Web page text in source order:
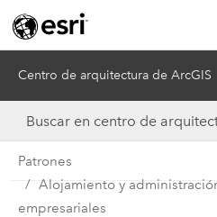
Centro de arquitectura de ArcGIS
Menu
Patrones
Alojamiento y
empresariales